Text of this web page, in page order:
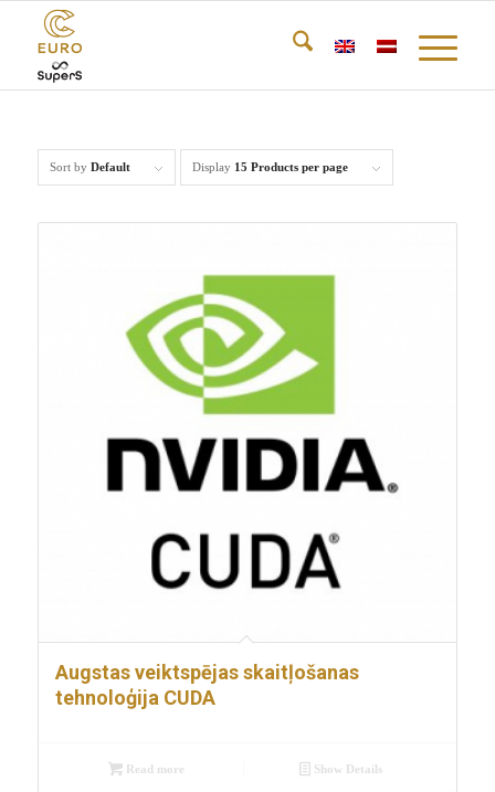
Sort by Default Display 15 Products per page
Augstas veiktspējas skaitļošanas
tehnoloģija CUDA
Read more Show Details